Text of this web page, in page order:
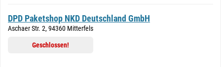
DPD Paketshop NKD Deutschland GmbH
Aschaer Str. 2, 94360 Mitterfels
Geschlossen!